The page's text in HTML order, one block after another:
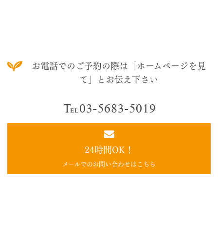
お電話でのご予約の際は「ホームページを見
て」とお伝え下さい
24時間OK！
メールでのお問い合わせはこちら